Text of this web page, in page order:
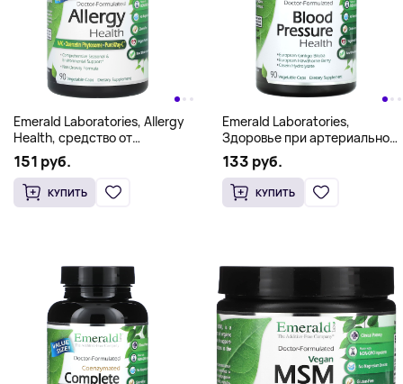
Emerald Laboratories, Allergy
Health, средство от
аллергии, 90 растительных
капсул
151 руб.
КУПИТЬ
Emerald Laboratories,
Здоровье при артериальном
давлении, 90 растительных
капсул
133 руб.
КУПИТЬ